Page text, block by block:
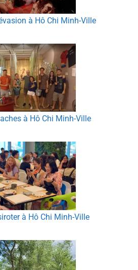
à Hô Chi Minh-Ville
à Hô Chi Minh-Ville
à Hô Chi Minh-Ville